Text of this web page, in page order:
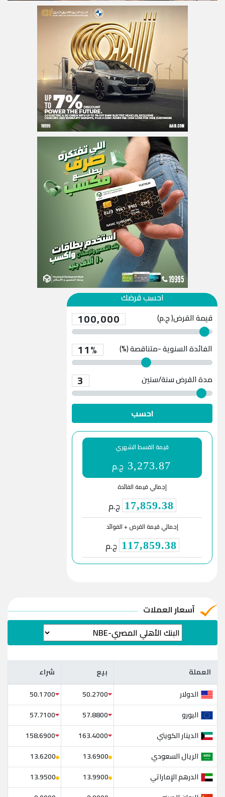
احسب قرضك
قيمة القرض( ج.م) 100,000
الفائدة السنوية -متناقصة (%) 11%
مدة القرض 3 سنة/سنين
احسب
قيمة القسط الشهري
3,273.87 ج.م
إجمالي قيمة الفائدة
17,859.38 ج.م
إجمالي قيمة القرض + الفوائد
117,859.38 ج.م
آسعار العملات
العملة بيع شراء العملة بيع
شراء
الدولار
50.2700
50.1700
اليورو
57.8800
57.7100
الدينار الكويتي
163.4000
158.6900
الريال السعودي
13.6900
13.6200
الدرهم الإماراتي
13.9900
13.9500